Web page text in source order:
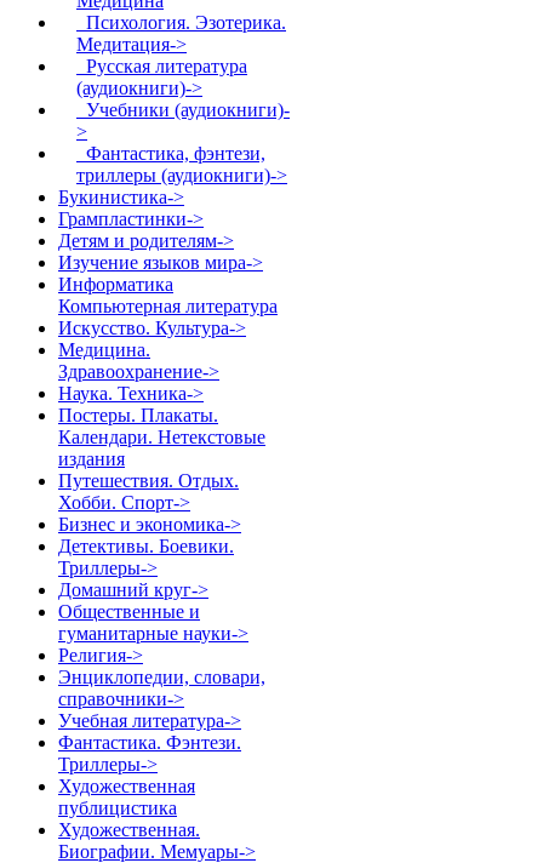
Психология. Эзотерика.
Медитация->
Русская литература
(аудиокниги)->
Учебники (аудиокниги)-
>
Фантастика, фэнтези,
триллеры (аудиокниги)->
Букинистика->
Грампластинки->
Детям и родителям->
Изучение языков мира->
Информатика
Компьютерная литература
Искусство. Культура->
Медицина.
Здравоохранение->
Наука. Техника->
Постеры. Плакаты.
Календари. Нетекстовые
издания
Путешествия. Отдых.
Хобби. Спорт->
Бизнес и экономика->
Детективы. Боевики.
Триллеры->
Домашний круг->
Общественные и
гуманитарные науки->
Религия->
Энциклопедии, словари,
справочники->
Учебная литература->
Фантастика. Фэнтези.
Триллеры->
Художественная
публицистика
Художественная.
Биографии. Мемуары->